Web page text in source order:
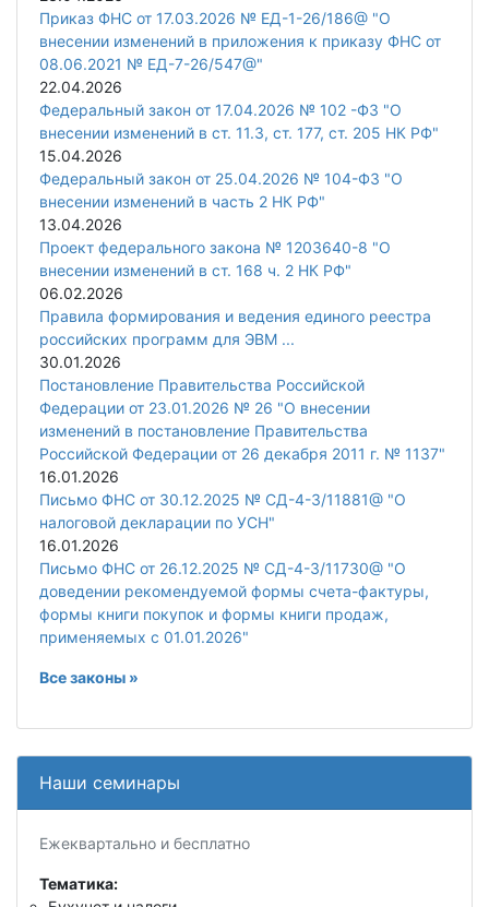
Приказ ФНС от 17.03.2026 № ЕД-1-26/186@ "О
внесении изменений в приложения к приказу ФНС от
08.06.2021 № ЕД-7-26/547@"
22.04.2026
Федеральный закон от 17.04.2026 № 102 -ФЗ "О
внесении изменений в ст. 11.3, ст. 177, ст. 205 НК РФ"
15.04.2026
Федеральный закон от 25.04.2026 № 104-ФЗ "О
внесении изменений в часть 2 НК РФ"
13.04.2026
Проект федерального закона № 1203640-8 "О
внесении изменений в ст. 168 ч. 2 НК РФ"
06.02.2026
Правила формирования и ведения единого реестра
российских программ для ЭВМ ...
30.01.2026
Постановление Правительства Российской
Федерации от 23.01.2026 № 26 "О внесении
изменений в постановление Правительства
Российской Федерации от 26 декабря 2011 г. № 1137"
16.01.2026
Письмо ФНС от 30.12.2025 № СД-4-3/11881@ "О
налоговой декларации по УСН"
16.01.2026
Письмо ФНС от 26.12.2025 № СД-4-3/11730@ "О
доведении рекомендуемой формы счета-фактуры,
формы книги покупок и формы книги продаж,
применяемых с 01.01.2026"
Все законы »
Наши семинары
Ежеквартально и бесплатно
Тематика: